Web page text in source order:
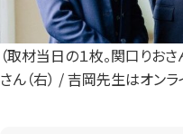
（取材当日の１枚。関口りお
さん（右） / 吉岡先生はオンラ